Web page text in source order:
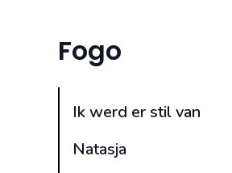
Fogo
Ik werd er stil van
Natasja